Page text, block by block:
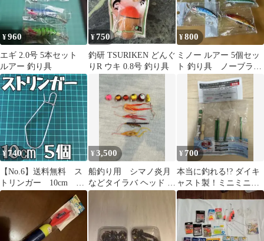
ール付きロッド ルアー
ライン付 釣りバッグ付
き
¥960
エギ 2.0号 5本セット
ルアー 釣り具
¥750
釣研 TSURIKEN どんぐ
りR ウキ 0.8号 釣り具
¥800
ミノー ルアー 5個セッ
ト 釣り具 ノーブラン
¥740
【No.6】送料無料 ス
トリンガー 10cm 5
個セット 自作 釣り
¥3,500
船釣り用 シマノ炎月
などタイラバ ヘッド 6
個セットまとめ売り
¥ 700
本当に釣れる!? ダイキ
ャスト製！ミニミニ釣
り具Vol.9 A ロングロッ